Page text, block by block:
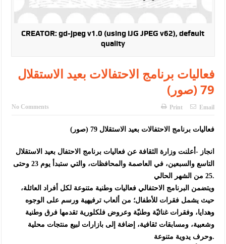
القاضي محمود أحمد فريحات.. مبارك ومزيدا من التوفيق
CREATOR: gd-jpeg v1.0 (using IJG JPEG v62), default
quality
فعاليات برنامج الاحتفالات بعيد الاستقلال
79 (صور)
No Comments Print Email
فعاليات برنامج الاحتفالات بعيد الاستقلال 79 (صور)
انجاز -أعلنت وزارة الثقافة عن فعاليات برنامج الاحتفال بعيد الاستقلال
التاسع والسبعين، في العاصمة والمحافظات، والتي ستبدأ يوم 23 وحتى
25 من الشهر الحالي.
ويتضمن البرنامج الاحتفالي فعاليات وطنية متنوعة لكل أفراد العائلة،
حيث يشمل فقرات للأطفال؛ من ألعاب ترفيهية ورسم على الوجوه
وهدايا، وفقرات غنائيّة وطنيّة وعروض فلكلورية تقدمها فرق وطنية
وشعبية، ومسابقات ثقافية، إضافة إلى بازارات لبيع منتجات محلية
وحرف يدوية متنوعة.